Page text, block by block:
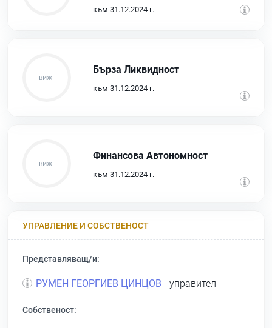
към 31.12.2024 г.
Бърза Ликвидност
към 31.12.2024 г.
Финансова Автономност
към 31.12.2024 г.
УПРАВЛЕНИЕ И СОБСТВЕНОСТ
Представляващ/и:
РУМЕН ГЕОРГИЕВ ЦИНЦОВ - управител
Собственост: